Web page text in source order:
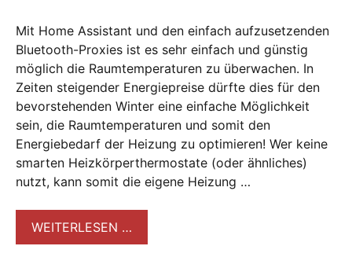
Mit Home Assistant und den einfach aufzusetzenden
Bluetooth-Proxies ist es sehr einfach und günstig
möglich die Raumtemperaturen zu überwachen. In
Zeiten steigender Energiepreise dürfte dies für den
bevorstehenden Winter eine einfache Möglichkeit
sein, die Raumtemperaturen und somit den
Energiebedarf der Heizung zu optimieren! Wer keine
smarten Heizkörperthermostate (oder ähnliches)
nutzt, kann somit die eigene Heizung …
WEITERLESEN …